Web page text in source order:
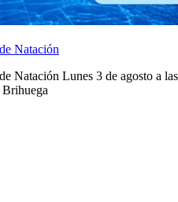
Natación
Natación Lunes 3 de agosto a las